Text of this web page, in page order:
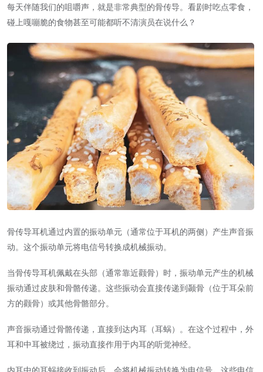
每天伴随我们的咀嚼声，就是非常典型的骨传导。看剧时吃点零食，
碰上嘎嘣脆的食物甚至可能都听不清演员在说什么？
骨传导耳机通过内置的振动单元（通常位于耳机的两侧）产生声音振
动。这个振动单元将电信号转换成机械振动。
当骨传导耳机佩戴在头部（通常靠近颧骨）时，振动单元产生的机械
振动通过皮肤和骨骼传递。这些振动会直接传递到颞骨（位于耳朵前
方的颧骨）或其他骨骼部分。
声音振动通过骨骼传递，直接到达内耳（耳蜗）。在这个过程中，外
耳和中耳被绕过，振动直接作用于内耳的听觉神经。